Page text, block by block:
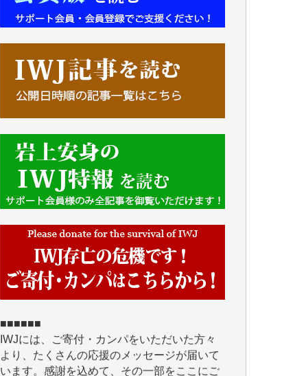
■■■■■■
より、たくさんの応援のメッセージが届いて
います。感謝を込めて、その一部をここにご
紹介いたします。
■■■■■■